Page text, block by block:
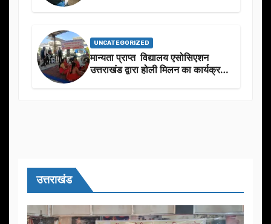
UNCATEGORIZED
मान्यता प्राप्त विद्यालय एसोसिएशन
उत्तराखंड द्वारा होली मिलन का कार्यक्रम
उत्तराखंड